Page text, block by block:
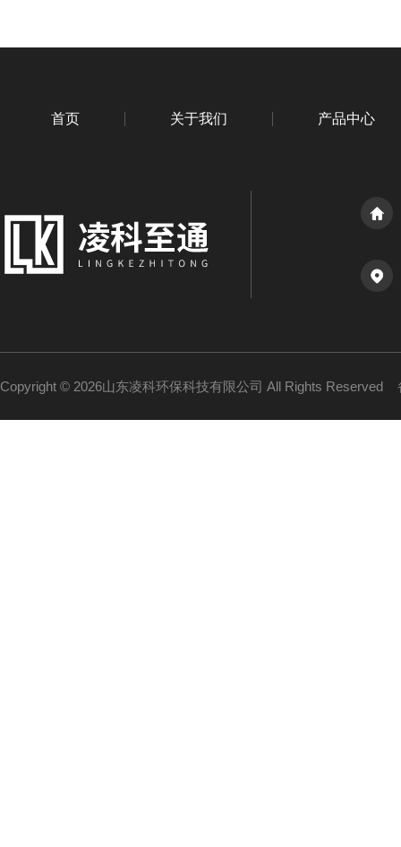
首页 关于我们 产品中心
Copyright © 2026山东凌科环保科技有限公司 All Rights Reserved